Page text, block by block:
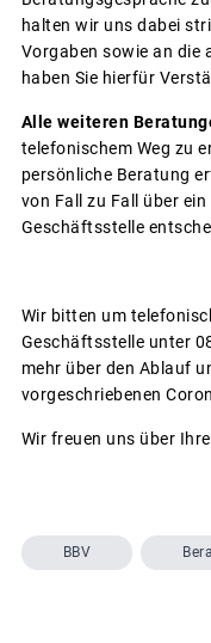
halten wir uns dabei
Vorgaben sowie an die
haben Sie hierfür
Alle weiteren
telefonischem Weg zu
persönliche Beratung
von Fall zu Fall über
Geschäftsstelle
Wir bitten um
Geschäftsstelle unter
mehr über den Ablauf
vorgeschriebenen
Wir freuen uns über
BBV